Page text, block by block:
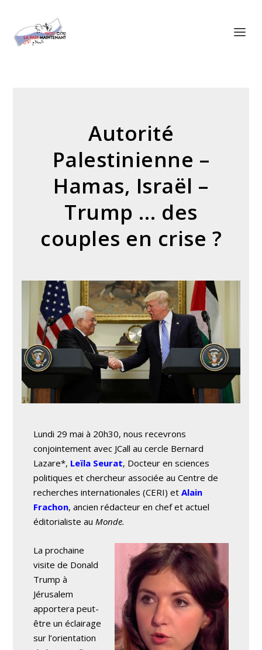
Autorité
Palestinienne –
Hamas, Israël –
Trump … des
couples en crise ?
Lundi 29 mai à 20h30, nous recevrons
conjointement avec JCall au cercle Bernard
Lazare*, Leïla Seurat, Docteur en sciences
politiques et chercheur associée au Centre de
recherches internationales (CERI) etAlain
Frachon, ancien rédacteur en chef et actuel
éditorialiste au Monde.
La prochaine
visite de Donald
Trump à
Jérusalem
apportera peut-
être un éclairage
sur l’orientation